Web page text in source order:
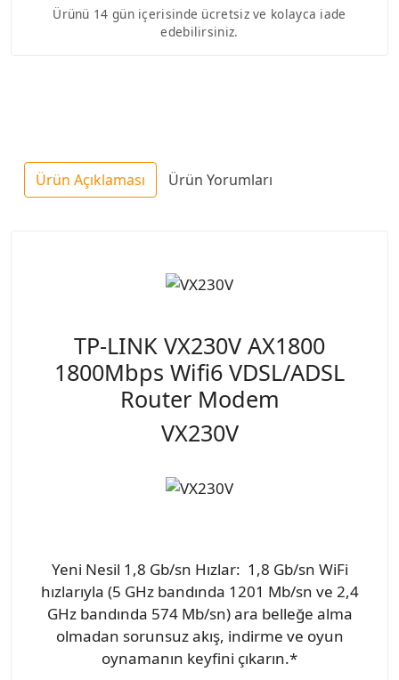
Ürünü 14 gün içerisinde ücretsiz ve kolayca iade
edebilirsiniz.
Ürün Açıklaması Ürün Yorumları
TP-LINK VX230V AX1800
1800Mbps Wifi6 VDSL/ADSL
Router Modem
VX230V
Yeni Nesil 1,8 Gb/sn Hızlar: 1,8 Gb/sn WiFi
hızlarıyla (5 GHz bandında 1201 Mb/sn ve 2,4
GHz bandında 574 Mb/sn) ara belleğe alma
olmadan sorunsuz akış, indirme ve oyun
oynamanın keyfini çıkarın.*